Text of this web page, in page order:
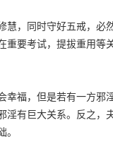
，同时守好五戒，必
要考试，提拔重用等
福，但是若有一方
有巨大关系。反之，